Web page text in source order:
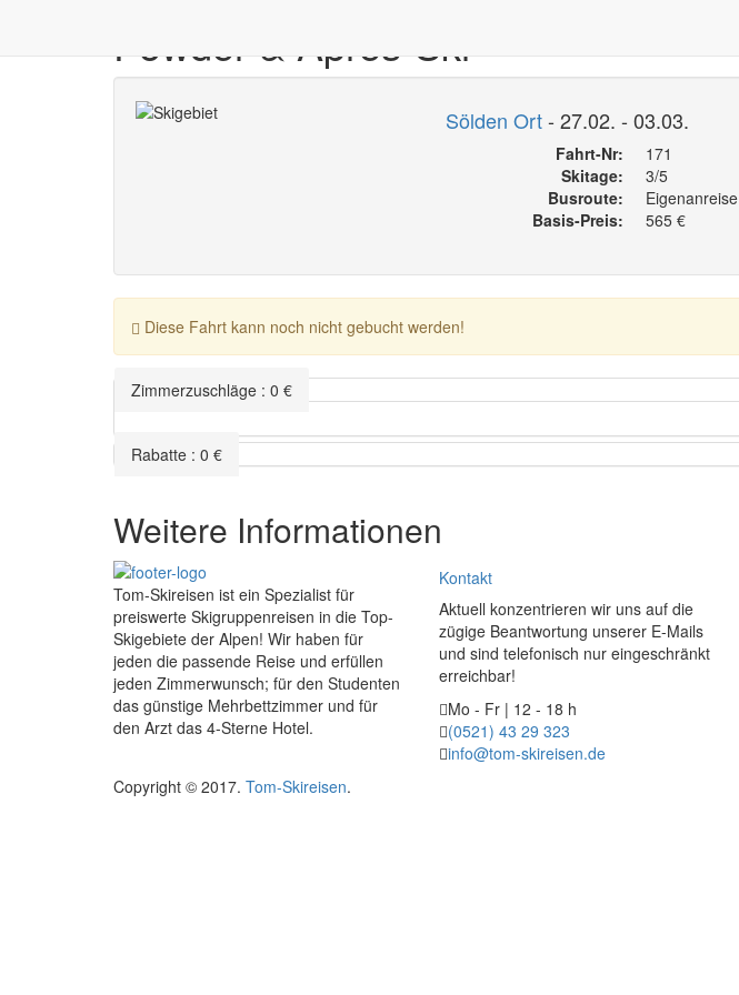
Powder & Après-Ski
Sölden Ort- 27.02. - 03.03.
Fahrt-Nr:
171
Skitage:
3/5
Busroute:
Eigenanreise
Basis-Preis:
565 €
Diese Fahrt kann noch nicht gebucht werden!
Zimmerzuschläge : 0 €
Rabatte : 0 €
Weitere Informationen
Tom-Skireisen ist ein Spezialist für
preiswerte Skigruppenreisen in die Top-
Skigebiete der Alpen! Wir haben für
jeden die passende Reise und erfüllen
jeden Zimmerwunsch; für den Studenten
das günstige Mehrbettzimmer und für
den Arzt das 4-Sterne Hotel.
Kontakt
Aktuell konzentrieren wir uns auf die
zügige Beantwortung unserer E-Mails
und sind telefonisch nur eingeschränkt
erreichbar!
Mo - Fr | 12 - 18 h
(0521) 43 29 323
info@tom-skireisen.de
Copyright © 2017. Tom-Skireisen.